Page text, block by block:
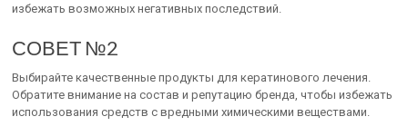
избежать возможных негативных последствий.
СОВЕТ №2
Выбирайте качественные продукты для кератинового лечения.
Обратите внимание на состав и репутацию бренда, чтобы избежать
использования средств с вредными химическими веществами.